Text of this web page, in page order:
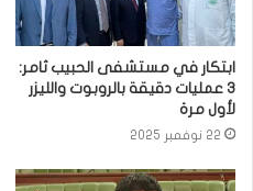
ابتكار في مستشفى الحبيب ثامر:
3 عمليات دقيقة بالروبوت والليزر
لأول مرة
22 نوفمبر 2025